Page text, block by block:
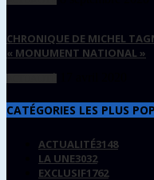
CHRONIQUE DE MICHEL
« MONUMENT NATIONAL »
CATÉGORIES LES PLUS
ACTUALITÉ3148
LA UNE3032
EXCLUSIF1762